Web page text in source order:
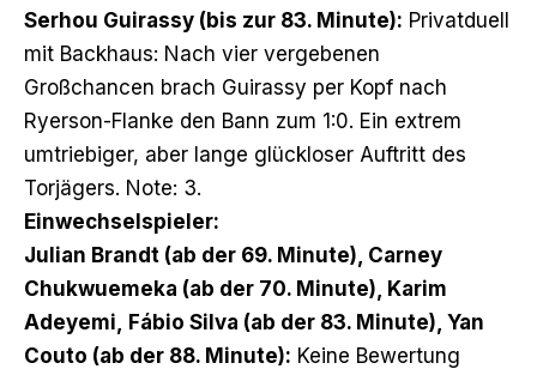
Serhou Guirassy (bis zur 83. Minute): Privatduell
mit Backhaus: Nach vier vergebenen
Großchancen brach Guirassy per Kopf nach
Ryerson-Flanke den Bann zum 1:0. Ein extrem
umtriebiger, aber lange glückloser Auftritt des
Torjägers. Note: 3.
Einwechselspieler:
Julian Brandt (ab der 69. Minute), Carney
Chukwuemeka (ab der 70. Minute), Karim
Adeyemi, Fábio Silva (ab der 83. Minute), Yan
Couto (ab der 88. Minute): Keine Bewertung